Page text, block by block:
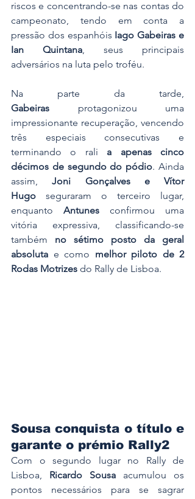
riscos e concentrando-se nas contas do
campeonato, tendo em conta a
pressão dos espanhóis Iago Gabeiras e
Ian Quintana, seus principais
adversários na luta pelo troféu.
Gabeiras protagonizou uma
impressionante recuperação, vencendo
três especiais consecutivas e
terminando o rali a apenas cinco
décimos de segundo do pódio. Ainda
assim, Joni Gonçalves e Vítor
Hugo seguraram o terceiro lugar,
enquanto Antunes confirmou uma
vitória expressiva, classificando-se
também no sétimo posto da geral
absoluta e como melhor piloto de 2
Rodas Motrizes do Rally de Lisboa.
Sousa conquista o título e
garante o prémio Rally2
Com o segundo lugar no Rally de
Lisboa, Ricardo Sousa acumulou os